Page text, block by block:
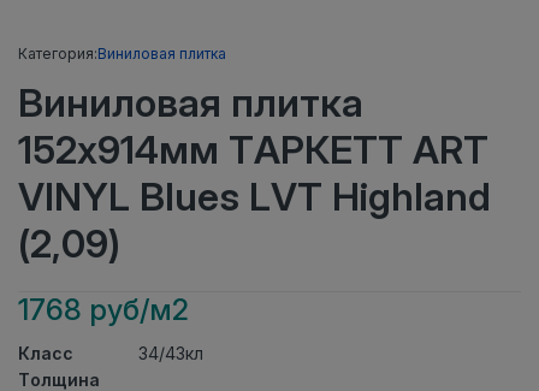
Категория:Виниловая плитка
Виниловая плитка
152x914мм ТАРКЕТТ ART
VINYL Blues LVT Highland
(2,09)
1768 руб/м2
Класс
34/43кл
Толщина